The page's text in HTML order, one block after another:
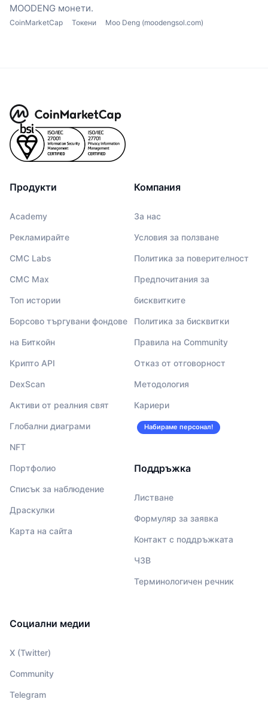
MOODENG монети.
CoinMarketCap Токени Moo Deng (moodengsol.com)
Продукти
Academy
Рекламирайте
CMC Labs
CMC Max
Топ истории
Борсово търгувани фондове
на Биткойн
Крипто API
DexScan
Активи от реалния свят
Глобални диаграми
NFT
Портфолио
Списък за наблюдение
Драскулки
Карта на сайта
Компания
За нас
Условия за ползване
Политика за поверителност
Предпочитания за
бисквитките
Политика за бисквитки
Правила на Community
Отказ от отговорност
Методология
Кариери
Набираме персонал!
Поддръжка
Листване
Формуляр за заявка
Контакт с поддръжката
ЧЗВ
Терминологичен речник
Социални медии
X (Twitter)
Community
Telegram